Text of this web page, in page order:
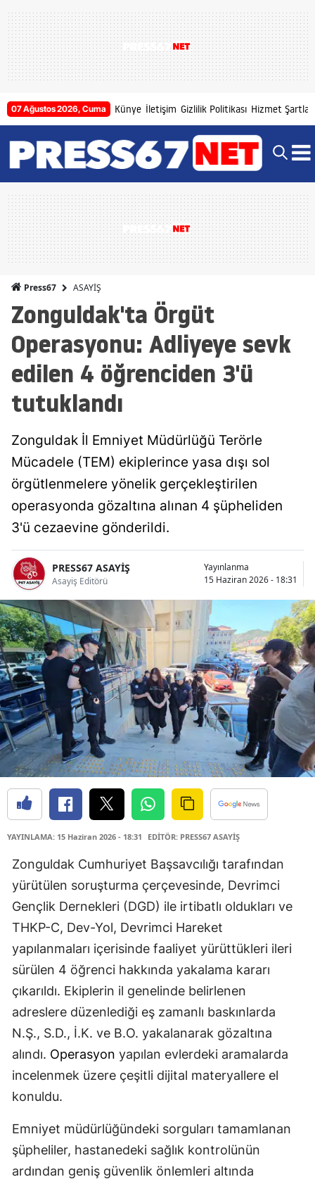
07 Ağustos 2026, Cuma Künye İletişim Gizlilik Politikası Hizmet Şartları
Press67 ASAYİŞ
Zonguldak'ta Örgüt
Operasyonu: Adliyeye sevk
edilen 4 öğrenciden 3'ü
tutuklandı
Zonguldak İl Emniyet Müdürlüğü Terörle
Mücadele (TEM) ekiplerince yasa dışı sol
örgütlenmelere yönelik gerçekleştirilen
operasyonda gözaltına alınan 4 şüpheliden
3'ü cezaevine gönderildi.
PRESS67 ASAYİŞ
Asayiş Editörü
Yayınlanma
15 Haziran 2026 - 18:31
YAYINLAMA: 15 Haziran 2026 - 18:31 EDİTÖR: PRESS67 ASAYİŞ
Zonguldak Cumhuriyet Başsavcılığı tarafından
yürütülen soruşturma çerçevesinde, Devrimci
Gençlik Dernekleri (DGD) ile irtibatlı oldukları ve
THKP-C, Dev-Yol, Devrimci Hareket
yapılanmaları içerisinde faaliyet yürüttükleri ileri
sürülen 4 öğrenci hakkında yakalama kararı
çıkarıldı. Ekiplerin il genelinde belirlenen
adreslere düzenlediği eş zamanlı baskınlarda
N.Ş., S.D., İ.K. ve B.O. yakalanarak gözaltına
alındı. Operasyon yapılan evlerdeki aramalarda
incelenmek üzere çeşitli dijital materyallere el
konuldu.
Emniyet müdürlüğündeki sorguları tamamlanan
şüpheliler, hastanedeki sağlık kontrolünün
ardından geniş güvenlik önlemleri altında